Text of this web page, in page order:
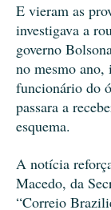
E vieram as
investigava a
governo
no mesmo
funcionário do
passara a
esquema.
A notícia
Macedo, da
“Correio